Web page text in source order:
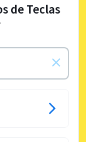
de Teclas